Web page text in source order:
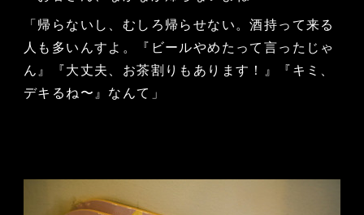
「帰らないし、むしろ帰らせない。酒持って来る
人も多いんすよ。『ビールやめたって言ったじゃ
ん』『大丈夫、お茶割りもあります！』『キミ、
デキるね〜』なんて」